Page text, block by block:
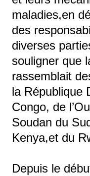
maladies,en
des
diverses
souligner que
rassemblait
la République
Congo, de
Soudan du
Kenya,et du
Depuis le